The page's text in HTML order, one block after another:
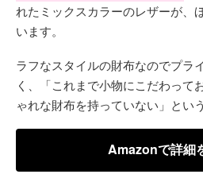
れたミックスカラーのレザーが、
います。
ラフなスタイルの財布なのでプラ
く、「これまで小物にこだわって
ゃれな財布を持っていない」とい
Amazonで詳細